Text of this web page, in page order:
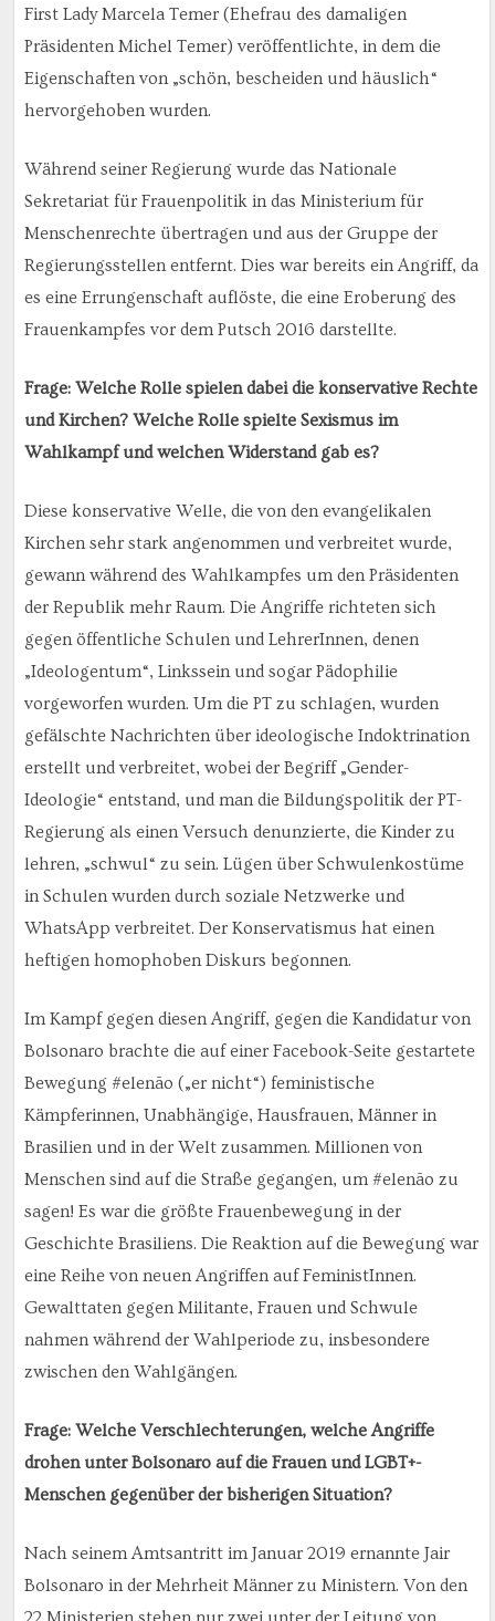
First Lady Marcela Temer (Ehefrau des damaligen
Präsidenten Michel Temer) veröffentlichte, in dem die
Eigenschaften von „schön, bescheiden und häuslich“
hervorgehoben wurden.
Während seiner Regierung wurde das Nationale
Sekretariat für Frauenpolitik in das Ministerium für
Menschenrechte übertragen und aus der Gruppe der
Regierungsstellen entfernt. Dies war bereits ein Angriff, da
es eine Errungenschaft auflöste, die eine Eroberung des
Frauenkampfes vor dem Putsch 2016 darstellte.
Frage: Welche Rolle spielen dabei die konservative Rechte
und Kirchen? Welche Rolle spielte Sexismus im
Wahlkampf und welchen Widerstand gab es?
Diese konservative Welle, die von den evangelikalen
Kirchen sehr stark angenommen und verbreitet wurde,
gewann während des Wahlkampfes um den Präsidenten
der Republik mehr Raum. Die Angriffe richteten sich
gegen öffentliche Schulen und LehrerInnen, denen
„Ideologentum“, Linkssein und sogar Pädophilie
vorgeworfen wurden. Um die PT zu schlagen, wurden
gefälschte Nachrichten über ideologische Indoktrination
erstellt und verbreitet, wobei der Begriff „Gender-
Ideologie“ entstand, und man die Bildungspolitik der PT-
Regierung als einen Versuch denunzierte, die Kinder zu
lehren, „schwul“ zu sein. Lügen über Schwulenkostüme
in Schulen wurden durch soziale Netzwerke und
WhatsApp verbreitet. Der Konservatismus hat einen
heftigen homophoben Diskurs begonnen.
Im Kampf gegen diesen Angriff, gegen die Kandidatur von
Bolsonaro brachte die auf einer Facebook-Seite gestartete
Bewegung #elenão („er nicht“) feministische
Kämpferinnen, Unabhängige, Hausfrauen, Männer in
Brasilien und in der Welt zusammen. Millionen von
Menschen sind auf die Straße gegangen, um #elenão zu
sagen! Es war die größte Frauenbewegung in der
Geschichte Brasiliens. Die Reaktion auf die Bewegung war
eine Reihe von neuen Angriffen auf FeministInnen.
Gewalttaten gegen Militante, Frauen und Schwule
nahmen während der Wahlperiode zu, insbesondere
zwischen den Wahlgängen.
Frage: Welche Verschlechterungen, welche Angriffe
drohen unter Bolsonaro auf die Frauen und LGBT+-
Menschen gegenüber der bisherigen Situation?
Nach seinem Amtsantritt im Januar 2019 ernannte Jair
Bolsonaro in der Mehrheit Männer zu Ministern. Von den